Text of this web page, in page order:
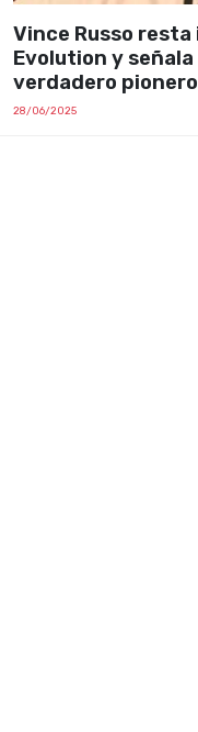
Vince Russo resta
Evolution y
verdadero pionero
28/06/2025